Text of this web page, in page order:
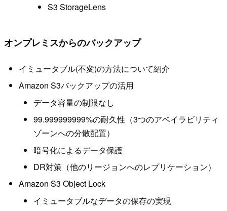
S3 StorageLens
オンプレミスからのバックアップ
イミュータブル(不変)の方法について紹介
Amazon S3バックアップの活用
データ容量の制限なし
99.999999999%の耐久性（3つのアベイラビリティ
ゾーンへの分散配置）
暗号化によるデータ保護
DR対策（他のリージョンへのレプリケーション）
Amazon S3 Object Lock
イミュータブルなデータの保存の実現